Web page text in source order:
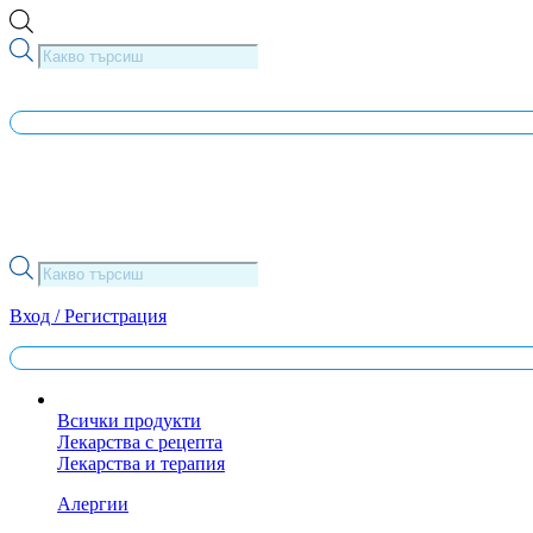
Skip
to
content
Products
search
Products
search
Вход / Регистрация
Всички продукти
Лекарства с рецепта
Лекарства и терапия
Алергии